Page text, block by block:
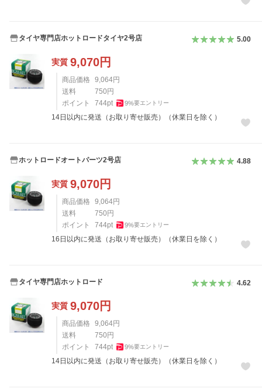
タイヤ専門店ホットロードタイヤ2号店 5.00
実質 9,070円
商品価格 9,064円
送料
750 円
ポイント
744pt 9%要エントリー
14日以内に発送（お取り寄せ販売）（休業日を除く）
ホットロードオートパーツ2号店 4.88
実質 9,070円
商品価格 9,064円
送料
750 円
ポイント
744pt 9%要エントリー
16日以内に発送（お取り寄せ販売）（休業日を除く）
タイヤ専門店ホットロード 4.62
実質 9,070円
商品価格 9,064円
送料
750 円
ポイント
744pt 9%要エントリー
14日以内に発送（お取り寄せ販売）（休業日を除く）